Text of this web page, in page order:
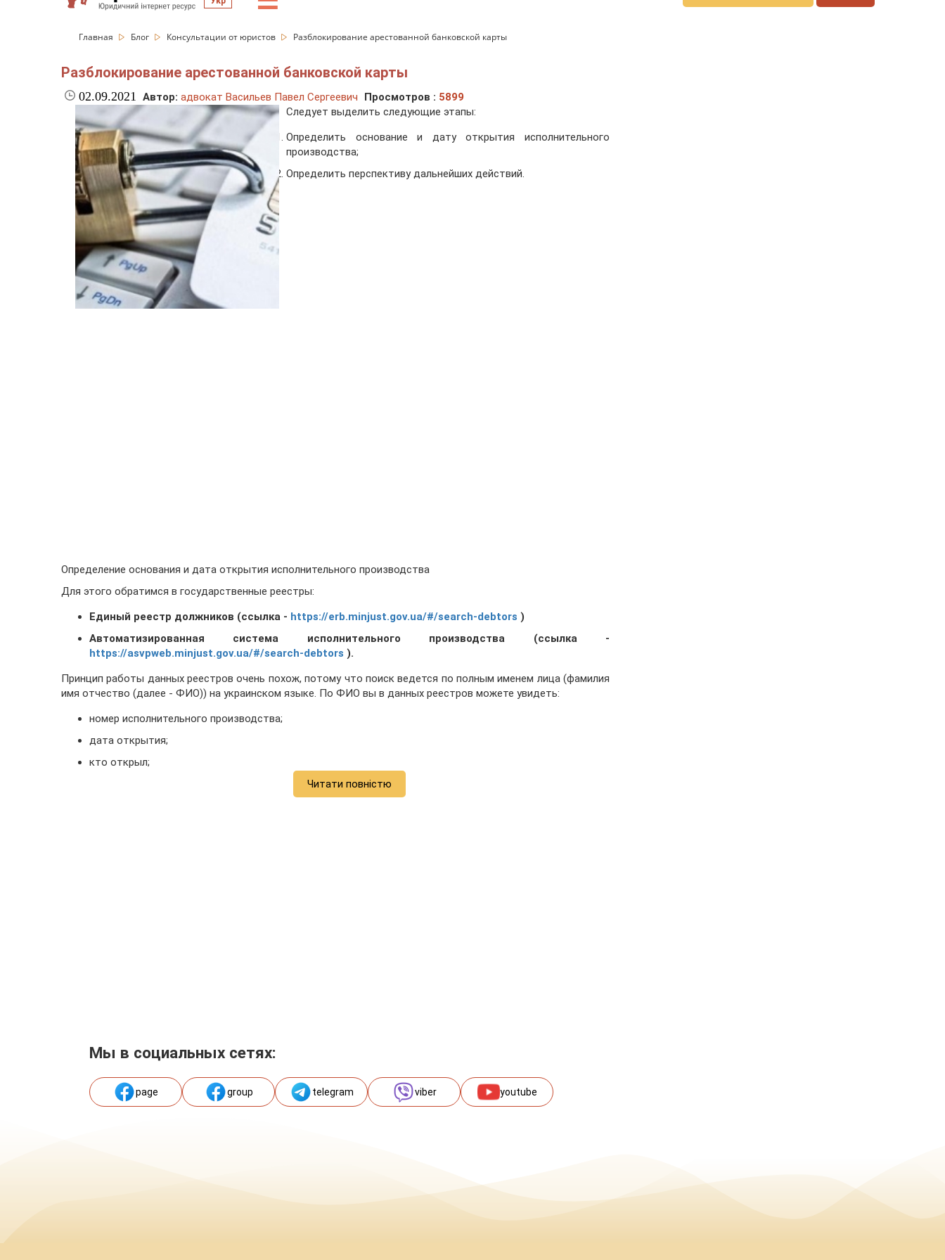
Главная Блог Консультации от юристов Разблокирование арестованной банковской карты
Разблокирование арестованной банковской карты
02.09.2021 Автор: адвокат Васильев Павел Сергеевич Просмотров : 5899
Следует выделить следующие этапы:
Определить основание и дату открытия исполнительного
производства;
Определить перспективу дальнейших действий.
Определение основания и дата открытия исполнительного производства
Для этого обратимся в государственные реестры:
Единый реестр должников (ссылка - https://erb.minjust.gov.ua/#/search-debtors )
Автоматизированная система исполнительного производства (ссылка -
https://asvpweb.minjust.gov.ua/#/search-debtors ).
Принцип работы данных реестров очень похож, потому что поиск ведется по полным именем лица (фамилия
имя отчество (далее - ФИО)) на украинском языке. По ФИО вы в данных реестров можете увидеть:
номер исполнительного производства;
дата открытия;
кто открыл;
Читати повністю
Мы в социальных сетях:
page group telegram viber youtube